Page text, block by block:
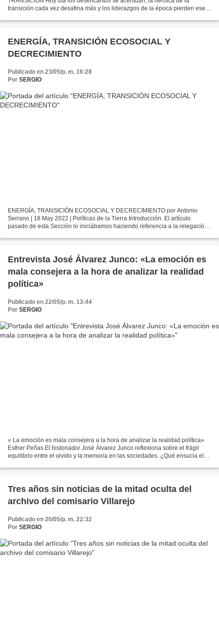
transición cada vez desafina más y los liderazgos de la época pierden ese
ENERGÍA, TRANSICIÓN ECOSOCIAL Y
DECRECIMIENTO
Publicado en 23/05/p. m. 16:28
Por SERGIO
ENERGÍA, TRANSICIÓN ECOSOCIAL Y DECRECIMIENTO por Antonio
Serrano | 18 May 2022 | Políticas de la Tierra Introducción. El artículo
pasado de esta Sección lo iniciábamos haciendo referencia a la relegación
Entrevista José Álvarez Junco: «La emoción es
mala consejera a la hora de analizar la realidad
política»
Publicado en 22/05/p. m. 13:44
Por SERGIO
« La emoción es mala consejera a la hora de analizar la realidad política»
Esther Peñas El historiador José Álvarez Junco reflexiona sobre el frágil
equilibrio entre el olvido y la memoria en las sociedades. ¿Qué ensucia el
Tres años sin noticias de la mitad oculta del
archivo del comisario Villarejo
Publicado en 20/05/p. m. 22:32
Por SERGIO